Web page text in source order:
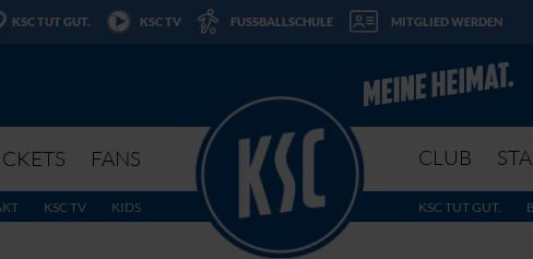
KSC TUT GUT. KSC TV FUSSBALLSCHULE MITGLIED WERDEN
FANS CLUB
KSC TV KIDS KSC TUT GUT.